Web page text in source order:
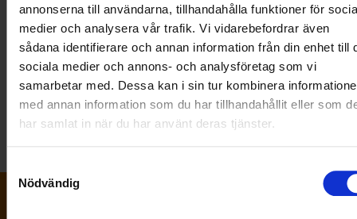
annonserna till användarna, tillhandahålla funktioner för
medier och analysera vår trafik. Vi vidarebefordrar även
sådana identifierare och annan information från din enhet till
sociala medier och annons- och analysföretag som vi
samarbetar med. Dessa kan i sin tur kombinera
med annan information som du har tillhandahållit eller som
har samlat in när du har använt deras tjänster.
Nödvändig
Allmänt